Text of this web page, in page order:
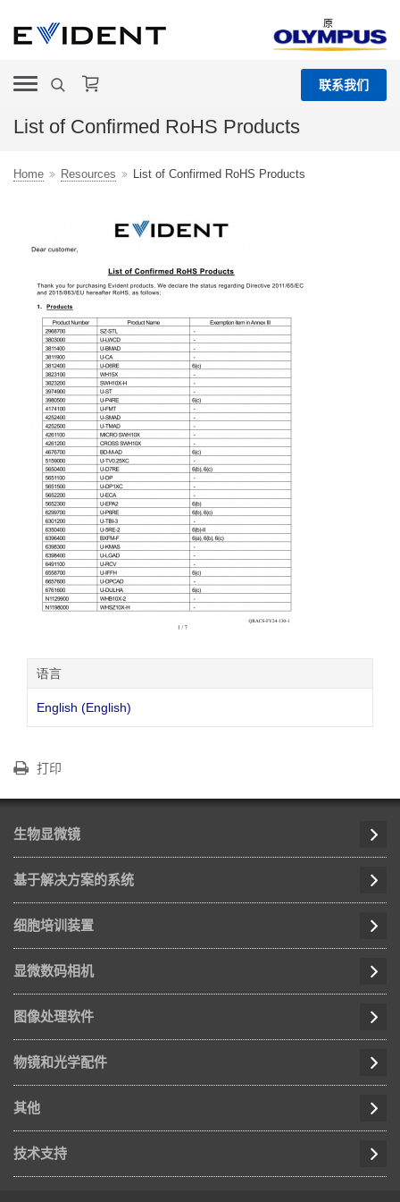
原
联系我们
List of Confirmed RoHS Products
Home Resources List of Confirmed RoHS Products
语言
English (English)
打印
生物显微镜
基于解决方案的系统
细胞培训装置
显微数码相机
图像处理软件
物镜和光学配件
其他
技术支持